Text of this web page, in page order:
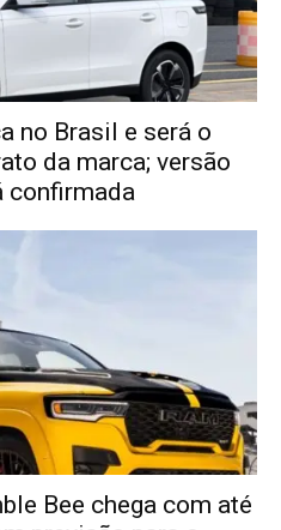
no Brasil e será o
da marca; versão
confirmada
Bee chega com até